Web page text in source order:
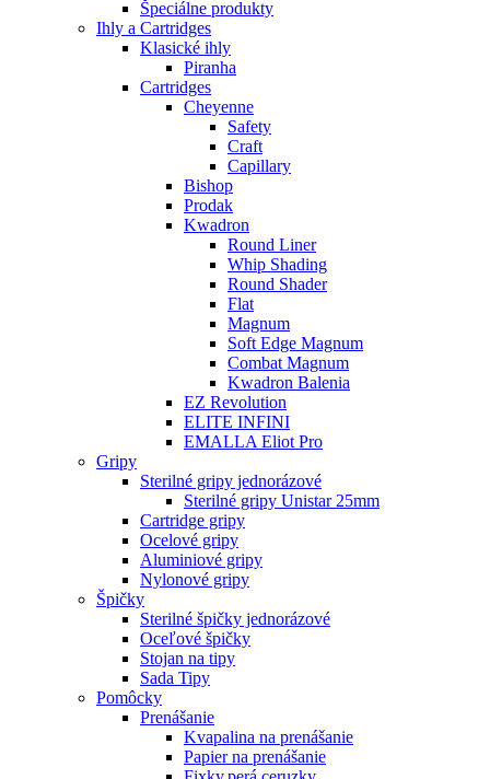
Špeciálne produkty
Ihly a Cartridges
Klasické ihly
Piranha
Cartridges
Cheyenne
Safety
Craft
Capillary
Bishop
Prodak
Kwadron
Round Liner
Whip Shading
Round Shader
Flat
Magnum
Soft Edge Magnum
Combat Magnum
Kwadron Balenia
EZ Revolution
ELITE INFINI
EMALLA Eliot Pro
Gripy
Sterilné gripy jednorázové
Sterilné gripy Unistar 25mm
Cartridge gripy
Ocelové gripy
Aluminiové gripy
Nylonové gripy
Špičky
Sterilné špičky jednorázové
Oceľové špičky
Stojan na tipy
Sada Tipy
Pomôcky
Prenášanie
Kvapalina na prenášanie
Papier na prenášanie